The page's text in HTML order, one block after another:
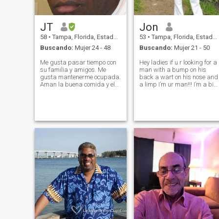
de dieta. Me encantaría
encontrar una mujer que
nivel de actividad similares
para explorar el mundo.
JT
58 • Tampa, Florida, Estados Unidos
Buscando: Mujer 24 - 48
Me gusta pasar tiempo con
su familia y amigos. Me
gusta mantenerme ocupada.
Aman la buena comida y el
alguien que puede
trasladarse a Florida(EE
Jon
53 • Tampa, Florida, Estados Unidos
Buscando: Mujer 21 - 50
Hey ladies if u r looking for a
man with a bump on his
back a wart on his nose and
a limp I’m ur man!!! I’m a big
it!!!! Been thinking